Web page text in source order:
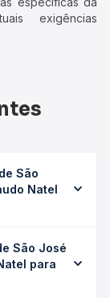
exigências
São
Natel
leva em
viação, o tipo
e as
São José
para